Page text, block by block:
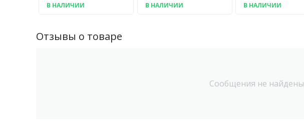
В НАЛИЧИИ
В НАЛИЧИИ
В НАЛИЧИИ
Отзывы о товаре
Сообщения не найдены